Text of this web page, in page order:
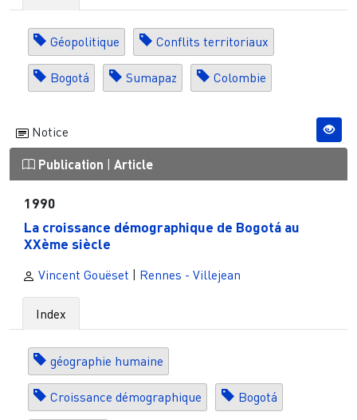
Géopolitique Conflits territoriaux
Bogotá Sumapaz Colombie
Notice
Publication Article
1990
La croissance démographique de Bogotá au
XXème siècle
Vincent Gouëset Rennes - Villejean
Index
géographie humaine
Croissance démographique Bogotá